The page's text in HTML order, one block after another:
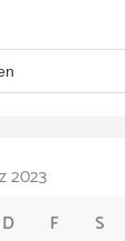
2023
D F S